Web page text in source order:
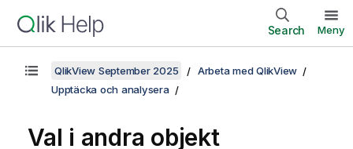
Search Meny
QlikView September 2025
Arbeta med QlikView
Upptäcka och analysera
Val i andra objekt